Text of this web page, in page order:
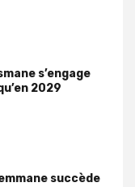
s’engage
2029
succède